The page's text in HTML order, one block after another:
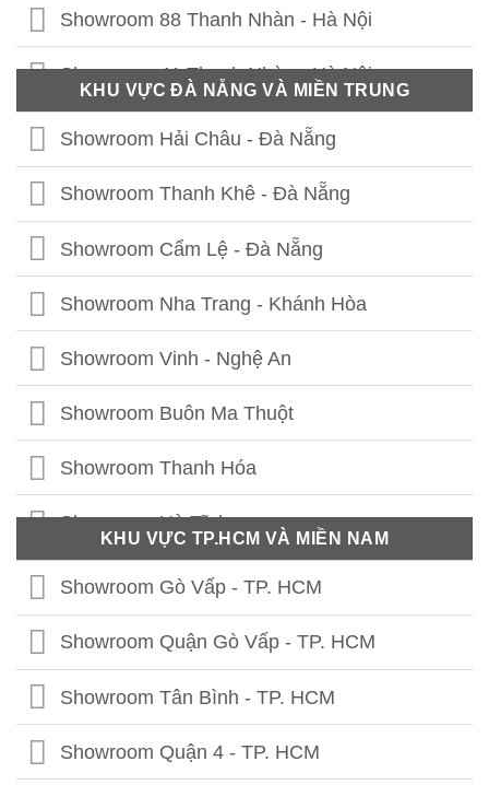
Showroom 88 Thanh Nhàn - Hà Nội
Showroom 41 Thanh Nhàn - Hà Nội
Showroom Thái Thịnh - Hà Nội
Showroom Lê Chân - Hải Phòng
Showroom Hạ Long - Quảng Ninh
Showroom Bắc Ninh
Showroom Hưng Yên
Showroom Thái Bình
Showroom Vĩnh Phúc
Showroom Thái Nguyên
Showroom Phú Thọ
Showroom Tuyên Quang
Showroom Hà Giang
Showroom Cao Bằng
KHU VỰC ĐÀ NẴNG VÀ MIỀN TRUNG
Showroom Hải Châu - Đà Nẵng
Showroom Thanh Khê - Đà Nẵng
Showroom Cẩm Lệ - Đà Nẵng
Showroom Nha Trang - Khánh Hòa
Showroom Vinh - Nghệ An
Showroom Buôn Ma Thuột
Showroom Thanh Hóa
Showroom Hà Tĩnh
Showroom Quảng Bình
Showroom Quảng Trị
Showroom Thừa Thiên Huế
Showroom Quảng Nam
KHU VỰC TP.HCM VÀ MIỀN NAM
Showroom Gò Vấp - TP. HCM
Showroom Quận Gò Vấp - TP. HCM
Showroom Tân Bình - TP. HCM
Showroom Quận 4 - TP. HCM